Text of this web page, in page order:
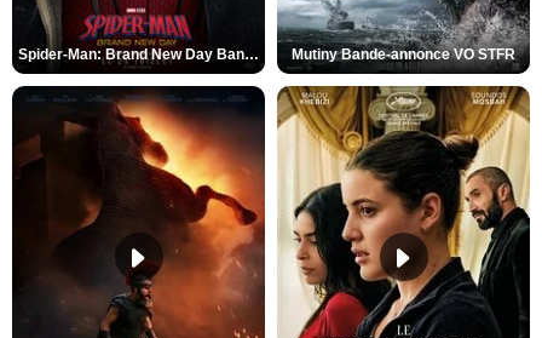
Spider-Man: Brand New Day Bande-annonce VO STFR Mutiny Bande-annonce VO STFR